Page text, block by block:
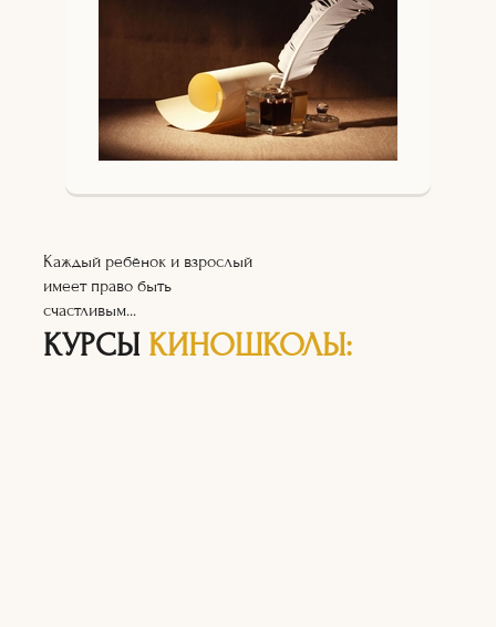
Каждый ребёнок и взрослый
имеет право быть
счастливым...
КУРСЫ КИНОШКОЛЫ: